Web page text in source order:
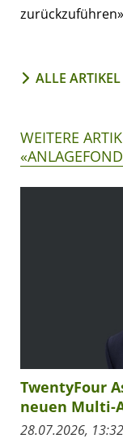
ALLE
WEITERE
TwentyFour
neuen Multi-
28.07.2026,